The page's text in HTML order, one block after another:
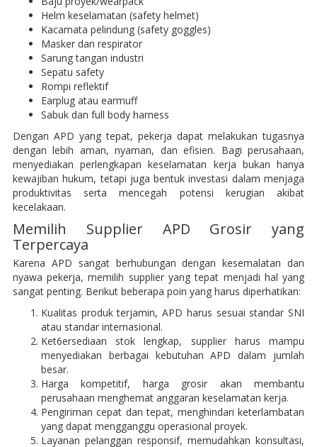
Helm keselamatan (safety helmet)
Kacamata pelindung (safety goggles)
Masker dan respirator
Sarung tangan industri
Sepatu safety
Rompi reflektif
Earplug atau earmuff
Sabuk dan full body harness
Dengan APD yang tepat, pekerja dapat melakukan tugasnya
dengan lebih aman, nyaman, dan efisien. Bagi perusahaan,
menyediakan perlengkapan keselamatan kerja bukan hanya
kewajiban hukum, tetapi juga bentuk investasi dalam menjaga
produktivitas serta mencegah potensi kerugian akibat
kecelakaan.
Memilih Supplier APD Grosir yang
Terpercaya
Karena APD sangat berhubungan dengan kesemalatan dan
nyawa pekerja, memilih supplier yang tepat menjadi hal yang
sangat penting. Berikut beberapa poin yang harus diperhatikan:
Kualitas produk terjamin, APD harus sesuai standar SNI
atau standar internasional.
Ket6ersediaan stok lengkap, supplier harus mampu
menyediakan berbagai kebutuhan APD dalam jumlah
besar.
Harga kompetitif, harga grosir akan membantu
perusahaan menghemat anggaran keselamatan kerja.
Pengiriman cepat dan tepat, menghindari keterlambatan
yang dapat mengganggu operasional proyek.
Layanan pelanggan responsif, memudahkan konsultasi,